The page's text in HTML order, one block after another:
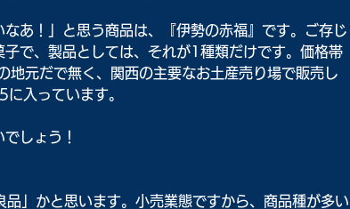
あ！」と思う商品は、『伊勢の赤福』です。ご存じ
で、製品としては、それが1種類だけです。価格帯
元だで無く、関西の主要なお土産売り場で販売し
入っています。
しょう！
」かと思います。小売業態ですから、商品種が多い